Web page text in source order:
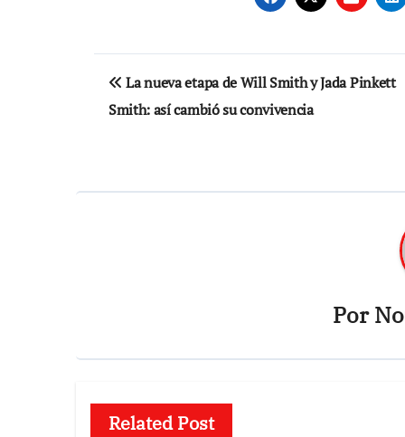
Navegación
de
La nueva etapa de Will Smith y Jada Pinkett
Smith: así cambió su convivencia
Por
Related Post